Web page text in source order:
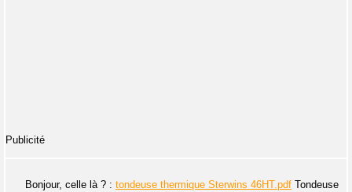
Publicité
Bonjour, celle là ? : tondeuse thermique Sterwins 46HT.pdf Tondeuse